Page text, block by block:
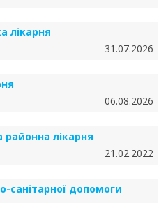
лікарня
31.07.2026
06.08.2026
районна лікарня
21.02.2022
санітарної допомоги